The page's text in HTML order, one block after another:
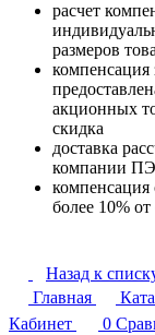
расчет
размеров
компенсация
акционных
скидка
доставка
компании
компенсация
более 10%
Назад к
Главная
Кабинет
0